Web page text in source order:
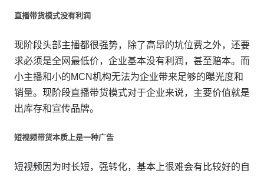
直播带货模式没有利润
现阶段头部主播都很强势，除了高昂的坑位费之外，还要
求必须是全网最低价，企业基本没有利润，甚至赔本。而
小主播和小的MCN机构无法为企业带来足够的曝光度和
销量。现阶段直播带货模式对于企业来说，主要价值就是
出库存和宣传品牌。
短视频带货本质上是一种广告
短视频因为时长短，强转化，基本上很难会有比较好的自